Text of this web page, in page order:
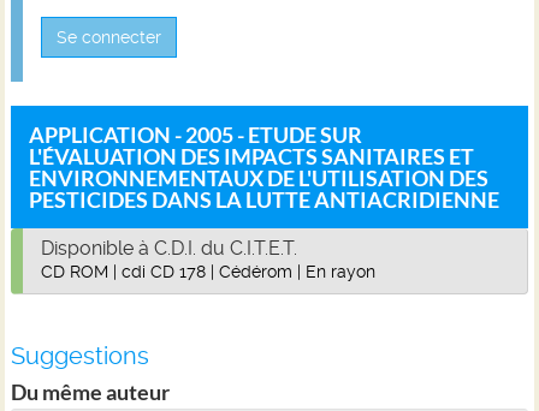
Se connecter
APPLICATION - 2005 - ETUDE SUR
L'ÉVALUATION DES IMPACTS SANITAIRES ET
ENVIRONNEMENTAUX DE L'UTILISATION DES
PESTICIDES DANS LA LUTTE ANTIACRIDIENNE
Disponible à C.D.I. du C.I.T.E.T.
CD ROM | cdi CD 178 | Cédérom | En rayon
Suggestions
Du même auteur